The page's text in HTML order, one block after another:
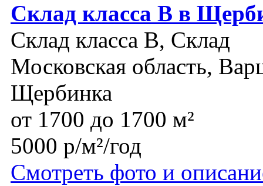
Склад класса В в
Склад класса B, Склад
Московская область,
Щербинка
от 1700 до 1700 м²
5000 р/м²/год
Смотреть фото и